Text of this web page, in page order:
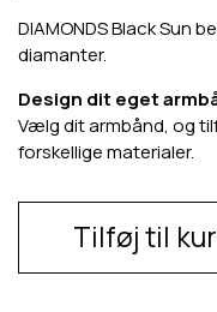
DIAMONDS Black Sun
diamanter.
Design dit eget
Vælg dit armbånd, og
forskellige materialer.
Tilføj til